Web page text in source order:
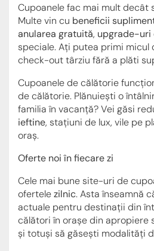
Cupoanele fac mai mult decât
Multe vin cu beneficii
anularea gratuită, upgrade-uri
speciale. Ați putea primi micul
check-out târziu fără a plăti
Cupoanele de călătorie
de călătorie. Plănuiești o
familia în vacanță? Vei găsi
ieftine, stațiuni de lux, vile pe
oraș.
Oferte noi în fiecare zi
Cele mai bune site-uri de
ofertelezilnic. Asta înseamnă
actuale pentru destinații din
călători în orașe din apropiere
și totuși să găsești modalități